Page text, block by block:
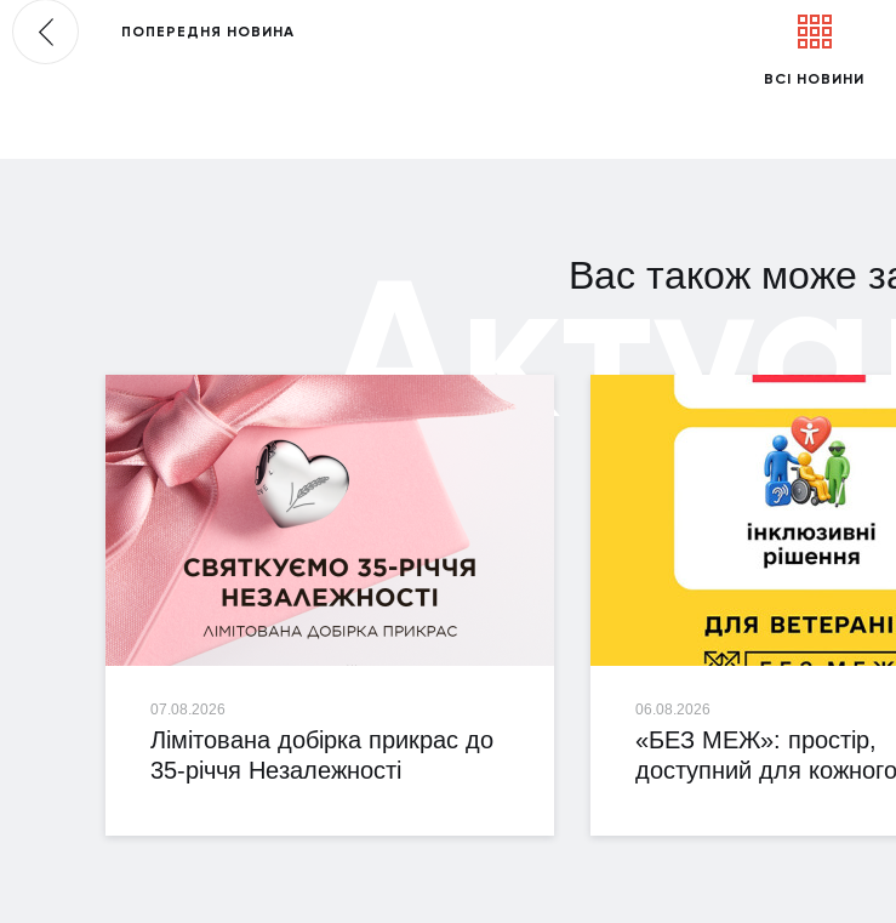
ПОПЕРЕДНЯ НОВИНА
ВСІ НОВИНИ
Вас також може
07.08.2026
Лімітована добірка прикрас до
35-річчя Незалежності
06.08.2026
«БЕЗ МЕЖ»: простір,
доступний для кожного